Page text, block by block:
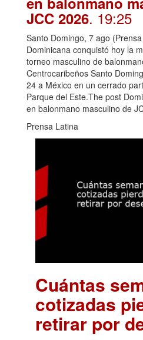
JCC 2026. 19:25
Santo Domingo, 7 ago
Dominicana conquistó hoy la
torneo masculino de
Centrocaribeños Santo
24 a México en un cerrado
Parque del Este.The post
en balonmano masculino de
Prensa Latina
Cuántas
cotizadas
retirar por